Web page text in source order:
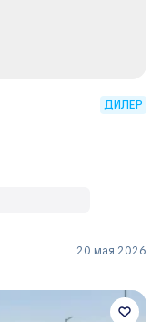
ДИЛЕР
20 мая 2026